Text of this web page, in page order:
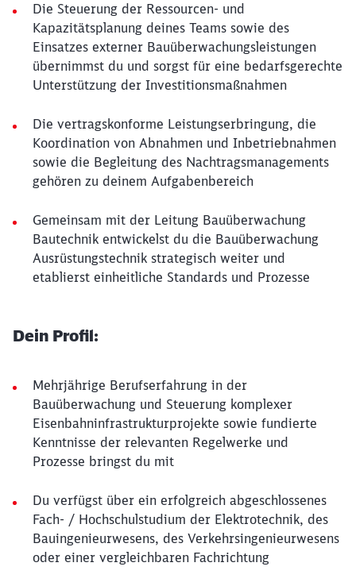
Die Steuerung der Ressourcen- und
Kapazitätsplanung deines Teams sowie des
Einsatzes externer Bauüberwachungsleistungen
übernimmst du und sorgst für eine bedarfsgerechte
Unterstützung der Investitionsmaßnahmen
Die vertragskonforme Leistungserbringung, die
Koordination von Abnahmen und Inbetriebnahmen
sowie die Begleitung des Nachtragsmanagements
gehören zu deinem Aufgabenbereich
Gemeinsam mit der Leitung Bauüberwachung
Bautechnik entwickelst du die Bauüberwachung
Ausrüstungstechnik strategisch weiter und
etablierst einheitliche Standards und Prozesse
Dein Profil:
Mehrjährige Berufserfahrung in der
Bauüberwachung und Steuerung komplexer
Eisenbahninfrastrukturprojekte sowie fundierte
Kenntnisse der relevanten Regelwerke und
Prozesse bringst du mit
Du verfügst über ein erfolgreich abgeschlossenes
Fach- / Hochschulstudium der Elektrotechnik, des
Bauingenieurwesens, des Verkehrsingenieurwesens
oder einer vergleichbaren Fachrichtung